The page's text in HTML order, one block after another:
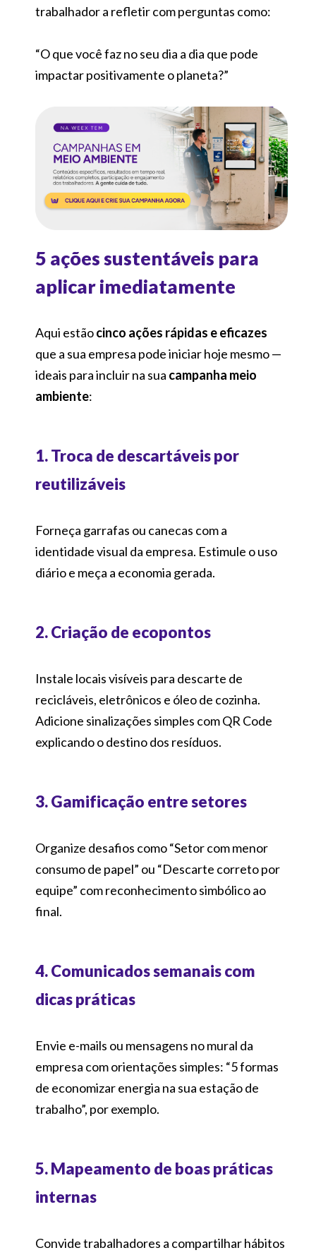
trabalhador a refletir com perguntas como:
“O que você faz no seu dia a dia que pode
impactar positivamente o planeta?”
5 ações sustentáveis para
aplicar imediatamente
Aqui estãocinco ações rápidas e eficazes
que a sua empresa pode iniciar hoje mesmo —
ideais para incluir na sua campanha meio
ambiente:
1. Troca de descartáveis por
reutilizáveis
Forneça garrafas ou canecas com a
identidade visual da empresa. Estimule o uso
diário e meça a economia gerada.
2. Criação de ecopontos
Instale locais visíveis para descarte de
recicláveis, eletrônicos e óleo de cozinha.
Adicione sinalizações simples com QR Code
explicando o destino dos resíduos.
3. Gamificação entre setores
Organize desafios como “Setor com menor
consumo de papel” ou “Descarte correto por
equipe” com reconhecimento simbólico ao
final.
4. Comunicados semanais com
dicas práticas
Envie e-mails ou mensagens no mural da
empresa com orientações simples: “5 formas
de economizar energia na sua estação de
trabalho”, por exemplo.
5. Mapeamento de boas práticas
internas
Convide trabalhadores a compartilhar hábitos